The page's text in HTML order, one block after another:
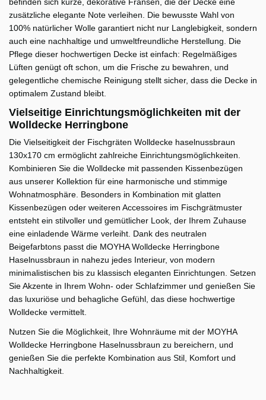
zusätzliche elegante Note verleihen. Die bewusste Wahl von
100% natürlicher Wolle garantiert nicht nur Langlebigkeit, sondern
auch eine nachhaltige und umweltfreundliche Herstellung. Die
Pflege dieser hochwertigen Decke ist einfach: Regelmäßiges
Lüften genügt oft schon, um die Frische zu bewahren, und
gelegentliche chemische Reinigung stellt sicher, dass die Decke in
optimalem Zustand bleibt.
Vielseitige Einrichtungsmöglichkeiten mit der
Wolldecke Herringbone
Die Vielseitigkeit der Fischgräten Wolldecke haselnussbraun
130x170 cm ermöglicht zahlreiche Einrichtungsmöglichkeiten.
Kombinieren Sie die Wolldecke mit passenden Kissenbezügen
aus unserer Kollektion für eine harmonische und stimmige
Wohnatmosphäre. Besonders in Kombination mit glatten
Kissenbezügen oder weiteren Accessoires im Fischgrätmuster
entsteht ein stilvoller und gemütlicher Look, der Ihrem Zuhause
eine einladende Wärme verleiht. Dank des neutralen
Beigefarbtons passt die MOYHA Wolldecke Herringbone
Haselnussbraun in nahezu jedes Interieur, von modern
minimalistischen bis zu klassisch eleganten Einrichtungen. Setzen
Sie Akzente in Ihrem Wohn- oder Schlafzimmer und genießen Sie
das luxuriöse und behagliche Gefühl, das diese hochwertige
Wolldecke vermittelt.
Nutzen Sie die Möglichkeit, Ihre Wohnräume mit der MOYHA
Wolldecke Herringbone Haselnussbraun zu bereichern, und
genießen Sie die perfekte Kombination aus Stil, Komfort und
Nachhaltigkeit.